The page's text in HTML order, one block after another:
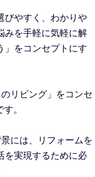
びやすく、わかりや
みを手軽に気軽に解
」をコンセプトにす
リビング」をコンセ
。
には、リフォームを
を実現するために必